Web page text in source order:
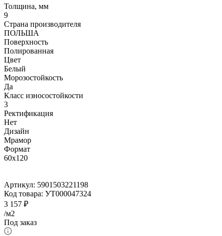
Толщина, мм
9
Страна производителя
ПОЛЬША
Поверхность
Полированная
Цвет
Белый
Морозостойкость
Да
Класс износостойкости
3
Ректификация
Нет
Дизайн
Мрамор
Формат
60x120
Артикул: 5901503221198
Код товара: УТ000047324
3 157 ₽
/м2
Под заказ